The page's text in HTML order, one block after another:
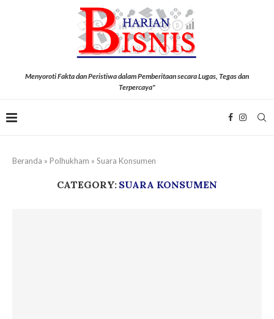
Menyoroti Fakta dan Peristiwa dalam Pemberitaan secara Lugas, Tegas dan
Terpercaya"
Beranda » Polhukham » Suara Konsumen
CATEGORY: SUARA KONSUMEN